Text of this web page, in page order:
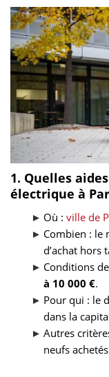
1. Quelles
électrique à
Où : ville de
Combien : le
d’achat hors
Conditions
à 10 000 €.
Pour qui : le
dans la
Autres
neufs